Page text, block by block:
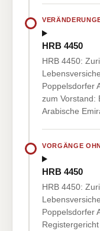
HRB 4450
HRB 4450:
Poppelsdorfer
zum Vorstand:
Arabische
VORGÄNGE
HRB 4450
HRB 4450:
Poppelsdorfer